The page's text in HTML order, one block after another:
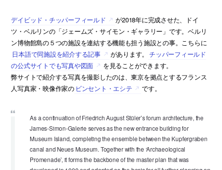
デイビッド・チッパーフィールド
が2018年に完成させた、ドイ
ツ・ベルリンの「ジェームズ・サイモン・ギャラリー」です。ベルリ
ン博物館島の５つの施設を連結する機能も担う施設との事。こちらに
日本語で同施設を紹介する記事
があります。 チッパーフィールド
の公式サイトでも写真や図面
を見ることができます。
弊サイトで紹介する写真を撮影したのは、東京を拠点とするフランス
人写真家・映像作家の ビンセント・エシテ です。
As a continuation of Friedrich August Stüler’s forum architecture, the
James-Simon-Galerie serves as the new entrance building for
Museum Island, completing the ensemble between the Kupfergraben
canal and Neues Museum. Together with the ‘Archaeological
Promenade’, it forms the backbone of the master plan that was